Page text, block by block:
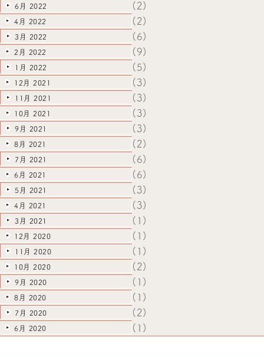
6月 2022 (2)
4月 2022 (2)
3月 2022 (6)
2月 2022 (9)
1月 2022 (5)
12月 2021 (3)
11月 2021 (3)
10月 2021 (3)
9月 2021 (3)
8月 2021 (2)
7月 2021 (6)
6月 2021 (6)
5月 2021 (3)
4月 2021 (3)
3月 2021 (1)
12月 2020 (1)
11月 2020 (1)
10月 2020 (2)
9月 2020 (1)
8月 2020 (1)
7月 2020 (2)
6月 2020 (1)